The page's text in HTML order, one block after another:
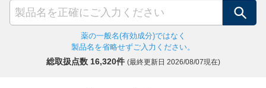
検索
薬の一般名(有効成分)ではなく
製品名を省略せずご入力ください。
総取扱点数 16,320件 (最終更新日 2026/08/07現在)